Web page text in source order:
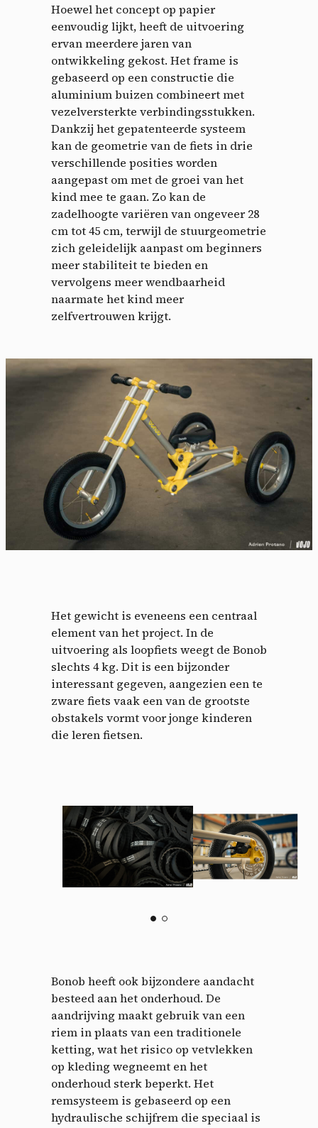
Hoewel het concept op papier
eenvoudig lijkt, heeft de uitvoering
ervan meerdere jaren van
ontwikkeling gekost. Het frame is
gebaseerd op een constructie die
aluminium buizen combineert met
vezelversterkte verbindingsstukken.
Dankzij het gepatenteerde systeem
kan de geometrie van de fiets in drie
verschillende posities worden
aangepast om met de groei van het
kind mee te gaan. Zo kan de
zadelhoogte variëren van ongeveer 28
cm tot 45 cm, terwijl de stuurgeometrie
zich geleidelijk aanpast om beginners
meer stabiliteit te bieden en
vervolgens meer wendbaarheid
naarmate het kind meer
zelfvertrouwen krijgt.
Het gewicht is eveneens een centraal
element van het project. In de
uitvoering als loopfiets weegt de Bonob
slechts 4 kg. Dit is een bijzonder
interessant gegeven, aangezien een te
zware fiets vaak een van de grootste
obstakels vormt voor jonge kinderen
die leren fietsen.
Bonob heeft ook bijzondere aandacht
besteed aan het onderhoud. De
aandrijving maakt gebruik van een
riem in plaats van een traditionele
ketting, wat het risico op vetvlekken
op kleding wegneemt en het
onderhoud sterk beperkt. Het
remsysteem is gebaseerd op een
hydraulische schijfrem die speciaal is
Cookies management
panel
By allowing these third party services, you accept their
cookies and the use of tracking technologies necessary for
their proper functioning.
Privacy policy